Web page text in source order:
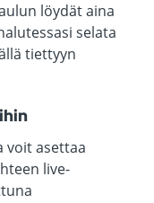
löydät aina
selata
tiettyyn
voit asettaa
live-